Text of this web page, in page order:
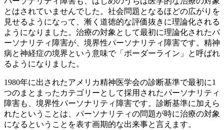
とはされていませんでした。社会問題となるほどの広がりを
見せるようになって、漸く道徳的な評価抜きに理論化される
ようになりました。治療の対象として最初に理論化されたパ
ーソナリティ障害が、境界性パーソナリティ障害です。精神
病と神経症の境界という意味で「ボーダーライン」と呼ばれ
るようになりました。
1980年に出されたアメリカ精神医学会の診断基準で最初に1
つのまとまったカテゴリーとして採用されたパーソナリティ
障害も、境界性パーソナリティ障害です。診断基準に加えら
れたということは、パーソナリティの問題が時に治療の対象
になるということを表す画期的な出来事と言えます。